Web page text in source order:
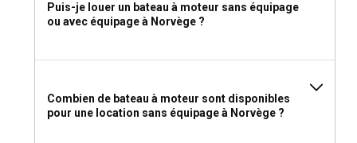
Puis-je louer un bateau à moteur sans équipage
ou avec équipage à Norvège ?
Combien de bateau à moteur sont disponibles
pour une location sans équipage à Norvège ?